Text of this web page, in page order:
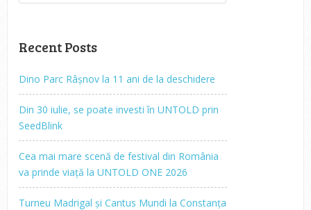
Recent Posts
Dino Parc Râșnov la 11 ani de la deschidere
Din 30 iulie, se poate investi în UNTOLD prin
SeedBlink
Cea mai mare scenă de festival din România
va prinde viață la UNTOLD ONE 2026
Turneu Madrigal și Cantus Mundi la Constanța